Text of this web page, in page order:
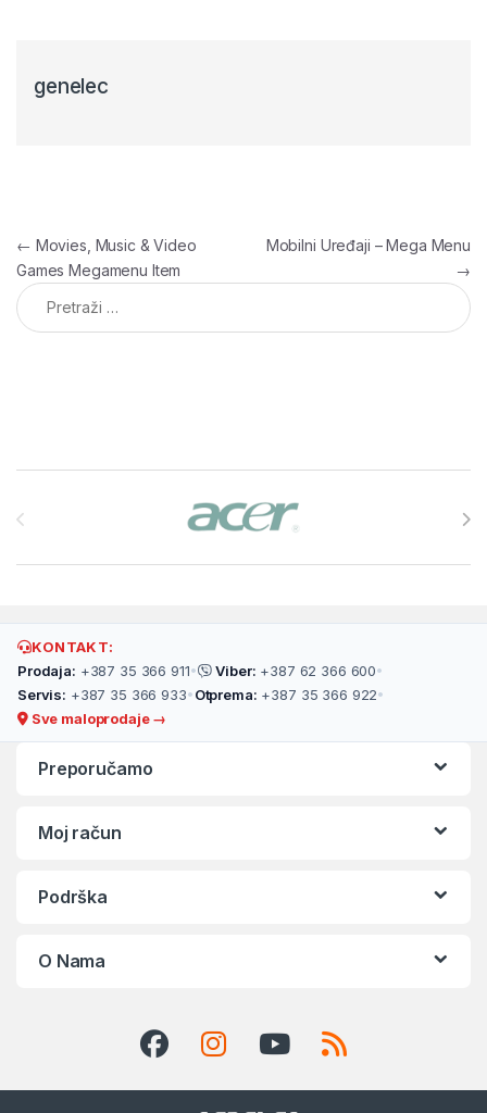
genelec
Navigacija članaka
← Movies, Music & Video
Games Megamenu Item
Mobilni Uređaji – Mega Menu
→
Pretraga:
KONTAKT:
Prodaja: +387 35 366 911• Viber: +387 62 366 600•
Servis: +387 35 366 933• Otprema: +387 35 366 922•
Sve maloprodaje →
Preporučamo
Moj račun
Podrška
O Nama